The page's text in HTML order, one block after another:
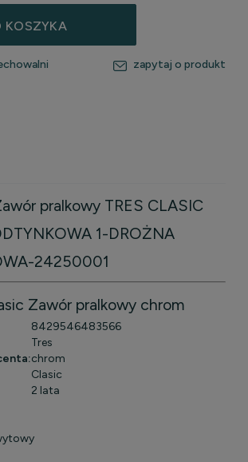
KOSZYKA
zapytaj o produkt
pralkowy TRES CLASIC
1-DROŻNA
24250001
Zawór pralkowy chrom
8429546483566
Tres
chrom
Clasic
2 lata